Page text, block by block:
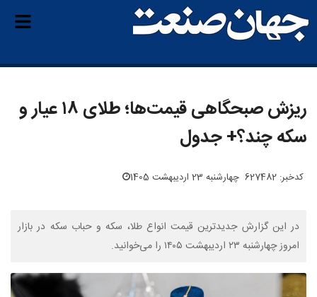
ریزش صبحگاهی قیمت‌ها؛ طلای ۱۸ عیار و
سکه چند؟+ جدول
کدخبر: 627482 چهارشنبه 23 اردیبهشت 1405
در این گزارش جدیدترین قیمت انواع طلا، سکه و حباب سکه در بازار
امروز چهارشنبه ۲۳ اردیبهشت ۱۴۰۵ را می‌خوانید.